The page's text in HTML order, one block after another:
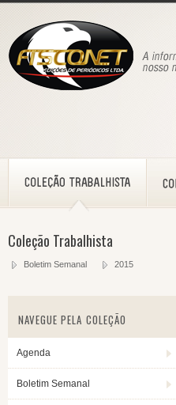
Coleção Trabalhista
Boletim Semanal 2015
NAVEGUE PELA COLEÇÃO
Agenda
Boletim Semanal